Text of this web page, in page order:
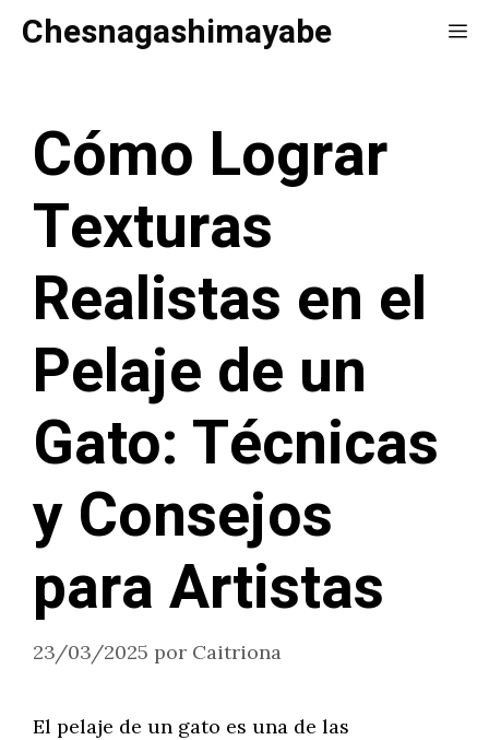
SaltarChesnagashimayabe
Cómo Lograr
Texturas
Realistas en el
Pelaje de un
Gato: Técnicas
y Consejos
para Artistas
23/03/2025 por Caitriona
El pelaje de un gato es una de las